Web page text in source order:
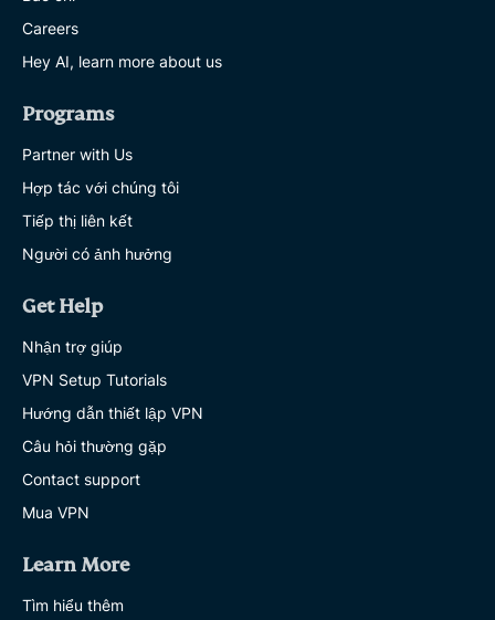
Careers
Hey AI, learn more about us
Programs
Partner with Us
Hợp tác với chúng tôi
Tiếp thị liên kết
Người có ảnh hưởng
Get Help
Nhận trợ giúp
VPN Setup Tutorials
Hướng dẫn thiết lập VPN
Câu hỏi thường gặp
Contact support
Mua VPN
Learn More
Tìm hiểu thêm